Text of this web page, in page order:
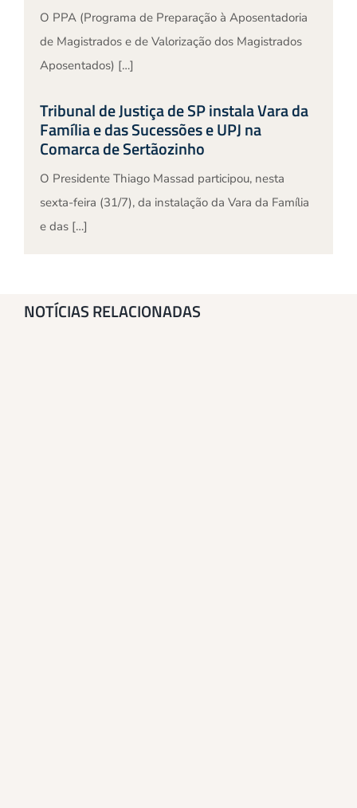
O PPA (Programa de Preparação à Aposentadoria
de Magistrados e de Valorização dos Magistrados
Aposentados) […]
Tribunal de Justiça de SP instala Vara da
Família e das Sucessões e UPJ na
Comarca de Sertãozinho
O Presidente Thiago Massad participou, nesta
sexta-feira (31/7), da instalação da Vara da Família
e das […]
NOTÍCIAS RELACIONADAS